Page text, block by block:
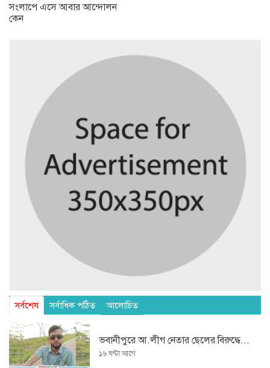
সংলাপে এসে আবার আন্দোলন
কেন
সর্বশেষ সর্বাধিক পঠিত আলোচিত
ভবানীপুরে আ.লীগ নেতার ছেলের বিরুদ্ধে...
১৬ ঘণ্টা আগে